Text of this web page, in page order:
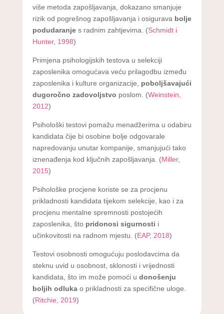
više metoda zapošljavanja, dokazano smanjuje
rizik od pogrešnog zapošljavanja i osigurava bolje
podudaranjes radnim zahtjevima. (Schmidt i
Hunter, 1998)
Primjena psihologijskih testova u selekciji
zaposlenika omogućava veću prilagodbu između
zaposlenika i kulture organizacije, poboljšavajući
dugoročno zadovoljstvo poslom. (Weinstein,
2012)
Psihološki testovi pomažu menadžerima u odabiru
kandidata čije bi osobine bolje odgovarale
napredovanju unutar kompanije, smanjujući tako
iznenađenja kod ključnih zapošljavanja. (Miller,
2015)
Psihološke procjene koriste se za procjenu
prikladnosti kandidata tijekom selekcije, kao i za
procjenu mentalne spremnosti postojećih
zaposlenika, što pridonosi sigurnosti i
učinkovitosti na radnom mjestu. (EAP, 2018)
Testovi osobnosti omogućuju poslodavcima da
steknu uvid u osobnost, sklonosti i vrijednosti
kandidata, što im može pomoći u donošenju
boljih odlukao prikladnosti za specifične uloge.
(Ritchie, 2019)